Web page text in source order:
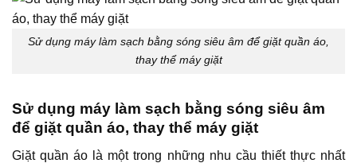
Sử dụng máy làm sạch bằng sóng siêu âm để giặt quần áo,
thay thể máy giặt
Sử dụng máy làm sạch bằng sóng siêu âm
để giặt quần áo, thay thể máy giặt
Giặt quần áo là một trong những nhu cầu thiết thực nhất